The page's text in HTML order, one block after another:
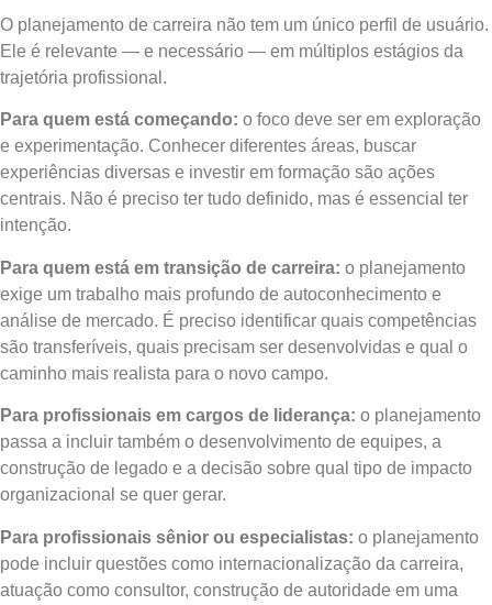
O planejamento de carreira não tem um único perfil de usuário.
Ele é relevante — e necessário — em múltiplos estágios da
trajetória profissional.
Para quem está começando: o foco deve ser em exploração
e experimentação. Conhecer diferentes áreas, buscar
experiências diversas e investir em formação são ações
centrais. Não é preciso ter tudo definido, mas é essencial ter
intenção.
Para quem está em transição de carreira: o planejamento
exige um trabalho mais profundo de autoconhecimento e
análise de mercado. É preciso identificar quais competências
são transferíveis, quais precisam ser desenvolvidas e qual o
caminho mais realista para o novo campo.
Para profissionais em cargos de liderança: o planejamento
passa a incluir também o desenvolvimento de equipes, a
construção de legado e a decisão sobre qual tipo de impacto
organizacional se quer gerar.
Para profissionais sênior ou especialistas: o planejamento
pode incluir questões como internacionalização da carreira,
atuação como consultor, construção de autoridade em uma